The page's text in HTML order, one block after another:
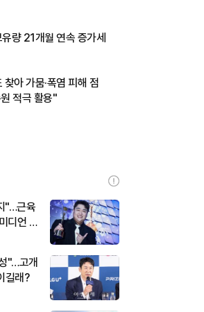
량 21개월 연속 증가세
아 가뭄·폭염 피해 점
적극 활용"
"…근육
디언 김
"…고개
길래?